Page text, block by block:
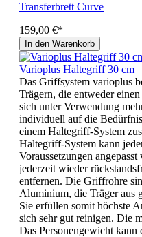
Transferbrett Curve
159,00 €*
In den Warenkorb
Varioplus Haltegriff 30 cm
Das Griffsystem varioplus
Trägern, die entweder
sich unter Verwendung
individuell auf die
einem Haltegriff-System
Haltegriff-System kann
Voraussetzungen
jederzeit wieder
entfernen. Die Griffrohre
Aluminium, die Träger aus
Sie erfüllen somit höchste
sich sehr gut reinigen. Die
Das Personengewicht kann